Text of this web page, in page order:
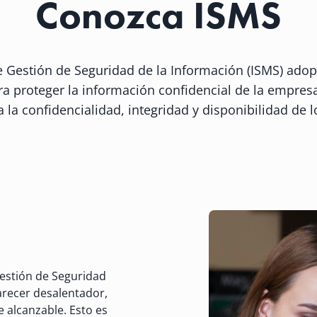
Conozca ISMS
Gestión de Seguridad de la Información (ISMS)
proteger la información confidencial de la
la confidencialidad, integridad y disponibilidad de
de Seguridad
desalentador,
Esto es